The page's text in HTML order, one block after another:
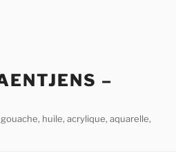
–
huile, acrylique, aquarelle,